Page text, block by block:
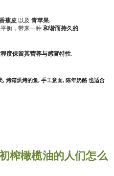
蕉皮 以及 青苹果.
平衡，带来一种和谐而持久的.
度保留其营养与感官特性.
, 烤箱烘烤的鱼, 手工意面, 陈年奶酪 也适合
榨橄榄油的人们怎么